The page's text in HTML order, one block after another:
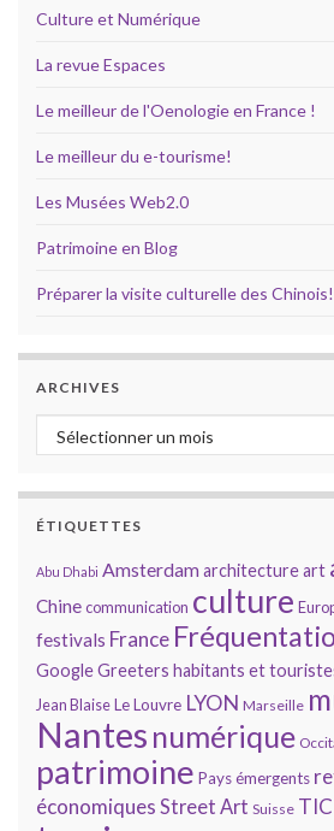
Culture et Numérique
La revue Espaces
Le meilleur de l'Oenologie en France !
Le meilleur du e-tourisme!
Les Musées Web2.0
Patrimoine en Blog
Préparer la visite culturelle des Chinois!
ARCHIVES
Archives
ÉTIQUETTES
Abu Dhabi Amsterdamarchitectureart
Chinecommunication culture
festivals France
GoogleGreeters habitants et
Jean BlaiseLe Louvre LYON Marseille
Nantes numérique
patrimoine Pays émergents
économiques Street Art Suisse TIC